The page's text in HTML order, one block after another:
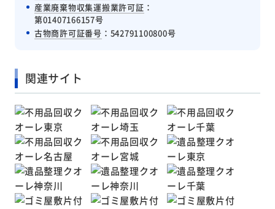
産業廃棄物収集運搬業許可証 ：
第01407166157号
古物商許可証番号 ：542791100800号
関連サイト